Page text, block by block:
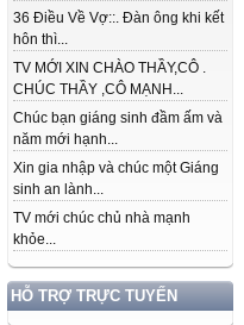
36 Điều Về Vợ::. Đàn ông khi kết
hôn thì...
TV MỚI XIN CHÀO THẦY,CÔ .
CHÚC THẦY ,CÔ MẠNH...
Chúc bạn giáng sinh đầm ấm và
năm mới hạnh...
Xin gia nhập và chúc một Giáng
sinh an lành...
TV mới chúc chủ nhà mạnh
khỏe...
HỖ TRỢ TRỰC TUYẾN